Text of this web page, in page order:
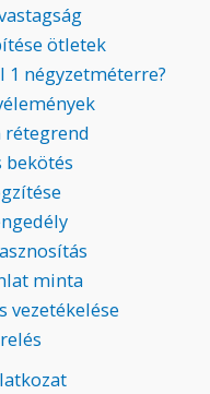
ötletek
1 négyzetméterre?
rétegrend
bekötés
minta
vezetékelése